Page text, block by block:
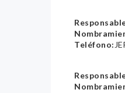
Teléfono: